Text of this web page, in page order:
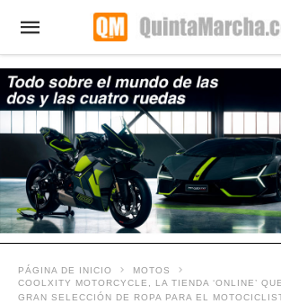
PÁGINA DE INICIO
MOTOS
COOLXITY MOTORCYCLE, LA TIENDA ‘ONLINE’
GRAN SELECCIÓN DE ROPA PARA EL